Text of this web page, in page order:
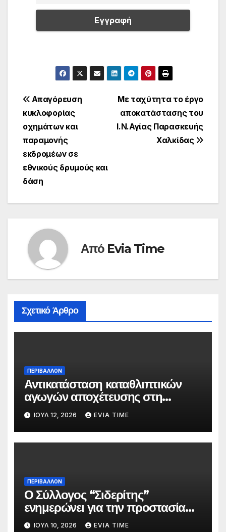
Πλοήγηση
άρθρων
Με ταχύτητα το έργο
αποκατάστασης του
Ι.Ν.Αγίας Παρασκευής
Χαλκίδας
Απαγόρευση
κυκλοφορίας
οχημάτων και
παραμονής
εκδρομέων σε
εθνικούς δρυμούς και
δάση
Από Evia Time
Σχετικό Άρθρο
ΠΕΡΙΒΑΛΛΟΝ
Αντικατάσταση καταθλιπτικών
αγωγών αποχέτευσης στη
Χαλκίδα τον Αύγουστο
ΙΟΎΛ 12, 2026 EVIA TIME
ΠΕΡΙΒΑΛΛΟΝ
Ο Σύλλογος “Σιδερίτης”
ενημερώνει για την προστασία
προσωπικών δεδομένων
ΙΟΎΛ 10, 2026 EVIA TIME